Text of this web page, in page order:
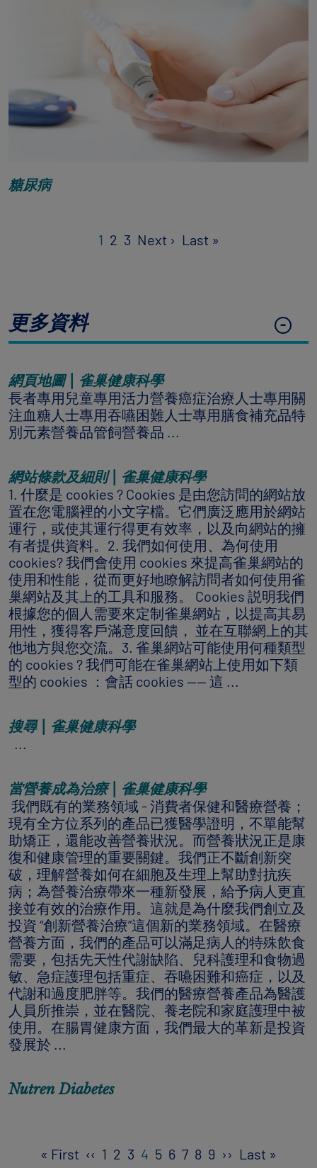
糖尿病
Pagination
1 2 3 Next › Next page
Last »
更多資料
網頁地圖 | 雀巢健康科學
長者專用兒童專用活力營養癌症治療人士專用關
注血糖人士專用吞嚥困難人士專用膳食補充品特
別元素營養品管飼營養品 ...
網站條款及細則 | 雀巢健康科學
1. 什麼是 cookies ? Cookies 是由您訪問的網站放
置在您電腦裡的小文字檔。它們廣泛應用於網站
運行，或使其運行得更有效率，以及向網站的擁
有者提供資料。2. 我們如何使用、為何使用
cookies? 我們會使用 cookies 來提高雀巢網站的
使用和性能，從而更好地瞭解訪問者如何使用雀
巢網站及其上的工具和服務。 Cookies 説明我們
根據您的個人需要來定制雀巢網站，以提高其易
用性，獲得客戶滿意度回饋， 並在互聯網上的其
他地方與您交流。3. 雀巢網站可能使用何種類型
的 cookies ? 我們可能在雀巢網站上使用如下類
型的 cookies ：會話 cookies —— 這 ...
搜尋 | 雀巢健康科學
...
當營養成為治療 | 雀巢健康科學
我們既有的業務領域 - 消費者保健和醫療營養；
現有全方位系列的產品已獲醫學證明，不單能幫
助矯正，還能改善營養狀況。而營養狀況正是康
復和健康管理的重要關鍵。我們正不斷創新突
破，理解營養如何在細胞及生理上幫助對抗疾
病；為營養治療帶來一種新發展，給予病人更直
接並有效的治療作用。這就是為什麼我們創立及
投資 “創新營養治療”這個新的業務領域。在醫療
營養方面，我們的產品可以滿足病人的特殊飲食
需要，包括先天性代謝缺陷、兒科護理和食物過
敏、急症護理包括重症、吞嚥困難和癌症，以及
代謝和過度肥胖等。我們的醫療營養產品為醫護
人員所推崇，並在醫院、養老院和家庭護理中被
使用。在腸胃健康方面，我們最大的革新是投資
發展於 ...
Nutren Diabetes
Pagination
« First First page
‹‹ Previous page
1 2 3 4 5 6 7 8 9 ›› Next page
Last »